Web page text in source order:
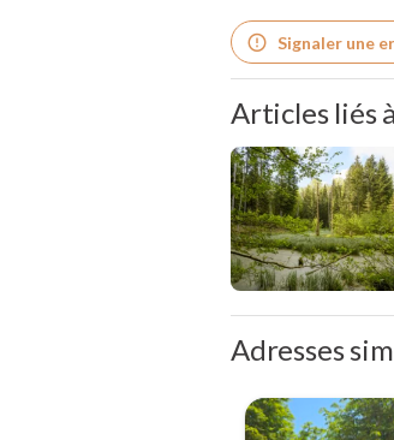
Signaler une
Articles liés
Adresses